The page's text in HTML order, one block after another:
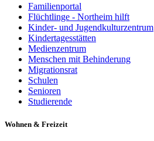
Familienportal
Flüchtlinge - Northeim hilft
Kinder- und Jugendkulturzentrum
Kindertagesstätten
Medienzentrum
Menschen mit Behinderung
Migrationsrat
Schulen
Senioren
Studierende
Wohnen & Freizeit